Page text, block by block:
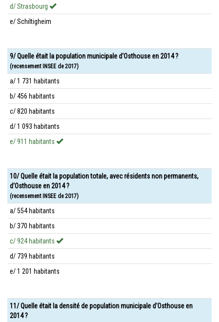
d/ Strasbourg
e/ Schiltigheim
9/ Quelle était la population municipale d'Osthouse en 2014 ?
(recensement INSEE de 2017)
a/ 1 731 habitants
b/ 456 habitants
c/ 820 habitants
d/ 1 093 habitants
e/ 911 habitants
10/ Quelle était la population totale, avec résidents non permanents,
d'Osthouse en 2014 ?
(recensement INSEE de 2017)
a/ 554 habitants
b/ 370 habitants
c/ 924 habitants
d/ 739 habitants
e/ 1 201 habitants
11/ Quelle était la densité de population municipale d'Osthouse en
2014 ?